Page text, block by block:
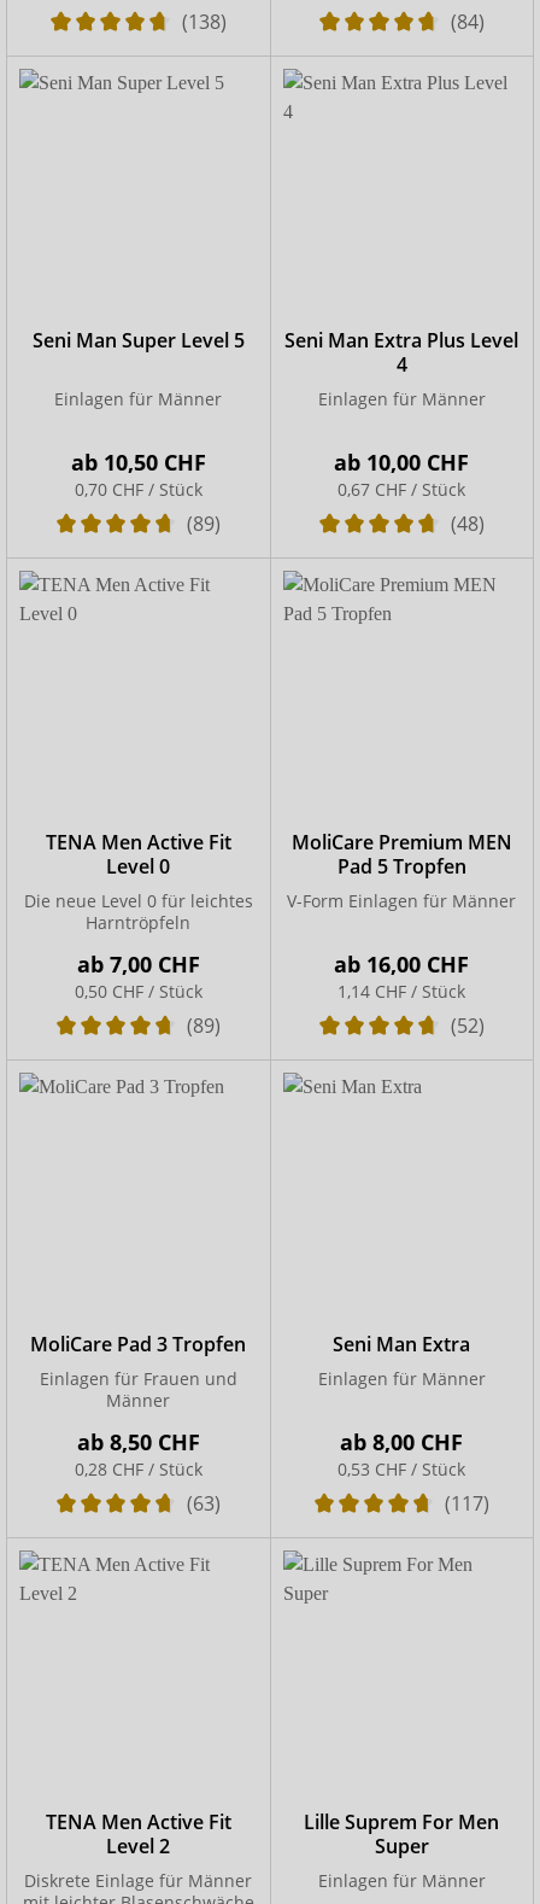
(138) (84)
Seni Man Super Level 5
Einlagen für Männer
ab 10,50 CHF
0,70 CHF / Stück
(89)
Seni Man Extra Plus Level
4
Einlagen für Männer
ab 10,00 CHF
0,67 CHF / Stück
(48)
TENA Men Active Fit
Level 0
Die neue Level 0 für leichtes
Harntröpfeln
ab 7,00 CHF
0,50 CHF / Stück
(89)
MoliCare Premium MEN
Pad 5 Tropfen
V-Form Einlagen für Männer
ab 16,00 CHF
1,14 CHF / Stück
(52)
MoliCare Pad 3 Tropfen
Einlagen für Frauen und
Männer
ab 8,50 CHF
0,28 CHF / Stück
(63)
Seni Man Extra
Einlagen für Männer
ab8,00 CHF
0,53 CHF / Stück
(117)
TENA Men Active Fit
Level 2
Diskrete Einlage für Männer
Lille Suprem For Men
Super
Einlagen für Männer